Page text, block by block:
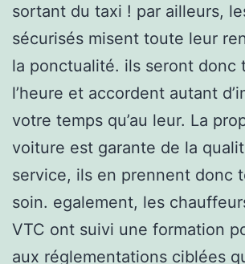
sortant du taxi ! par ailleurs,
sécurisés misent toute leur
la ponctualité. ils seront donc
l’heure et accordent autant
votre temps qu’au leur. La
voiture est garante de la
service, ils en prennent donc
soin. egalement, les
VTC ont suivi une formation
aux réglementations ciblées